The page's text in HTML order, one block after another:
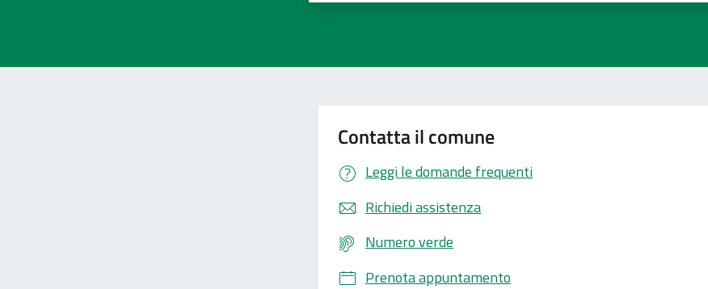
Contatta il comune
Leggi le domande frequenti
Richiedi assistenza
Numero verde
Prenota appuntamento